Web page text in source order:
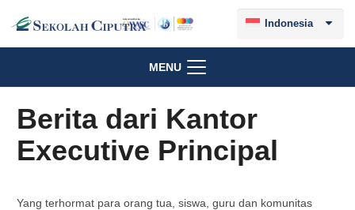
Indonesia
MENU
Berita dari Kantor
Executive Principal
Yang terhormat para orang tua, siswa, guru dan komunitas